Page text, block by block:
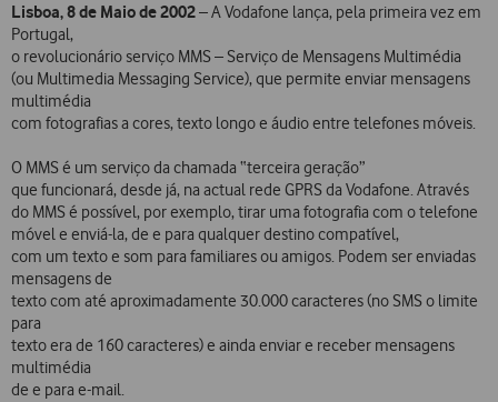
Lisboa, 8 de Maio de 2002– A Vodafone lança, pela primeira vez em
Portugal,
o revolucionário serviço MMS – Serviço de Mensagens Multimédia
(ou Multimedia Messaging Service), que permite enviar mensagens
multimédia
com fotografias a cores, texto longo e áudio entre telefones móveis.
O MMS é um serviço da chamada “terceira geração”
que funcionará, desde já, na actual rede GPRS da Vodafone. Através
do MMS é possível, por exemplo, tirar uma fotografia com o telefone
móvel e enviá-la, de e para qualquer destino compatível,
com um texto e som para familiares ou amigos. Podem ser enviadas
mensagens de
texto com até aproximadamente 30.000 caracteres (no SMS o limite
para
texto era de 160 caracteres) e ainda enviar e receber mensagens
multimédia
de e para e-mail.